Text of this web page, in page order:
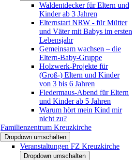
Waldentdecker für Eltern und
Kinder ab 3 Jahren
Elternstart NRW - für Mütter
und Väter mit Babys im ersten
Lebensjahr
Gemeinsam wachsen – die
Eltern-Baby-Gruppe
Holzwerk-Projekte für
(Groß-) Eltern und Kinder
von 3 bis 6 Jahren
Fledermaus-Abend für Eltern
und Kinder ab 5 Jahren
Warum hört mein Kind mir
nicht zu?
Familienzentrum Kreuzkirche
Dropdown umschalten
Veranstaltungen FZ Kreuzkirche
Dropdown umschalten